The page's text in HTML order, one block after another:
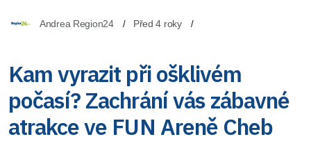
Andrea Region24 Před 4 roky
Kam vyrazit při ošklivém
počasí? Zachrání vás zábavné
atrakce ve FUN Areně Cheb